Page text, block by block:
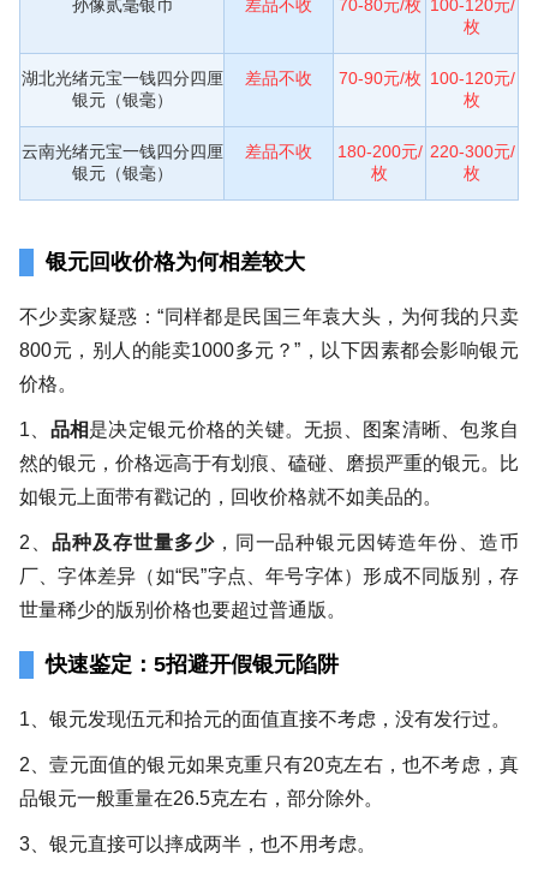
孙像贰毫银币 差品不收 70-80元/枚 100-120元/
枚
湖北光绪元宝一钱四分四厘
银元（银毫）
差品不收 70-90元/枚 100-120元/
枚
云南光绪元宝一钱四分四厘
银元（银毫）
差品不收
180-200元/
枚
220-300元/
枚
银元回收价格为何相差较大
不少卖家疑惑：“同样都是民国三年袁大头，为何我的只卖
800元，别人的能卖1000多元？”，以下因素都会影响银元
价格。
1、 品相是决定银元价格的关键。无损、图案清晰、包浆自
然的银元，价格远高于有划痕、磕碰、磨损严重的银元。比
如银元上面带有戳记的，回收价格就不如美品的。
2、 品种及存世量多少，同一品种银元因铸造年份、造币
厂、字体差异（如“民”字点、年号字体）形成不同版别，存
世量稀少的版别价格也要超过普通版。
快速鉴定：5招避开假银元陷阱
1、银元发现伍元和拾元的面值直接不考虑，没有发行过。
2、壹元面值的银元如果克重只有20克左右，也不考虑，真
品银元一般重量在26.5克左右，部分除外。
3、银元直接可以摔成两半，也不用考虑。